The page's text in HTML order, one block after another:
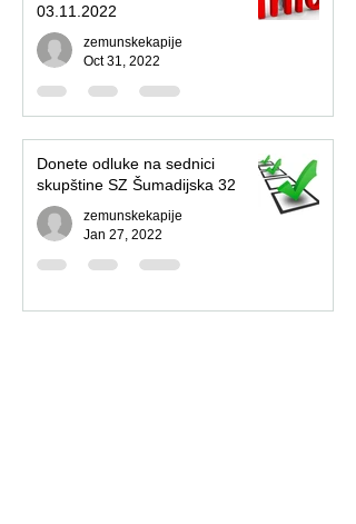
03.11.2022
zemunskekapije
Oct 31, 2022
Donete odluke na sednici
skupštine SZ Šumadijska 32
zemunskekapije
Jan 27, 2022